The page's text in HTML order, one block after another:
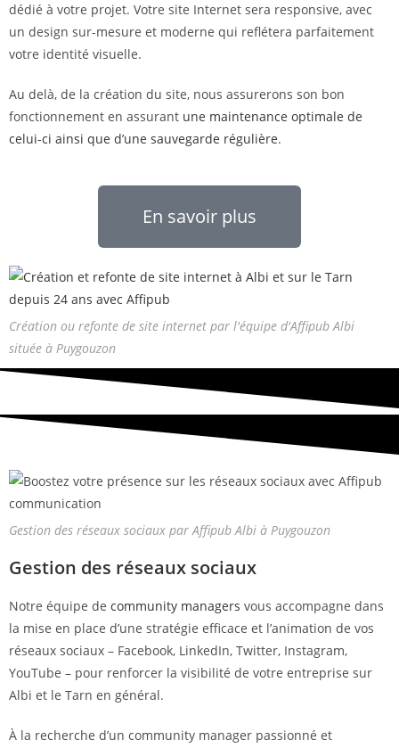
dédié à votre projet. Votre site Internet sera responsive, avec
un design sur-mesure et moderne qui reflétera parfaitement
votre identité visuelle.
Au delà, de la création du site, nous assurerons son bon
fonctionnement en assurant une maintenance optimale de
celui-ci ainsi que d’une sauvegarde régulière.
En savoir plus
Création ou refonte de site internet par l'équipe d'Affipub Albi
située à Puygouzon
Gestion des réseaux sociaux par Affipub Albi à Puygouzon
Gestion des réseaux sociaux
Notre équipe de community managers vous accompagne dans
la mise en place d’une stratégie efficace et l’animation de vos
réseaux sociaux – Facebook, LinkedIn, Twitter, Instagram,
YouTube – pour renforcer la visibilité de votre entreprise sur
Albi et le Tarn en général.
À la recherche d’un community manager passionné et